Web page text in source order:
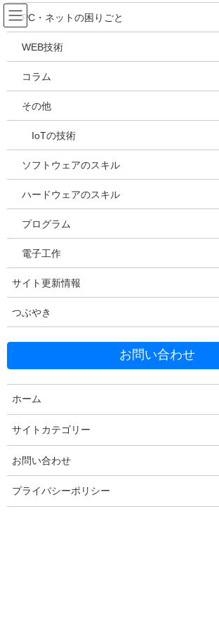
コ
ン
テ
ツ
ス
ッ
ナ
ビ
ゲ
シ
ン
移
吉川万能ＩＴ研究所
メディア
HOME
2020年2月24日
20200224080740
Facebook X
Copy
コメントを残す
PC・ネットの困りごと
WEB技術
コラム
その他
IoTの技術
ソフトウェアのスキル
ハードウェアのスキル
プログラム
電子工作
サイト更新情報
つぶやき
お問い合わせ
ホーム
サイトカテゴリー
お問い合わせ
プライバシーポリシー